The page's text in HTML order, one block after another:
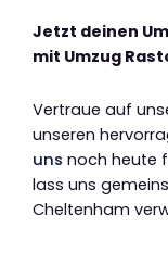
Jetzt deinen
mit Umzug
Vertraue auf
unseren
uns noch heute
lass uns
Cheltenham